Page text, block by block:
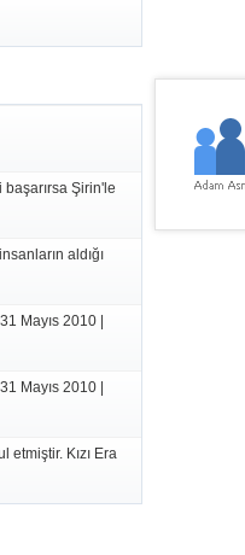
Şirin'le
aldığı
Mayıs 2010 |
Mayıs 2010 |
etmiştir. Kızı Era